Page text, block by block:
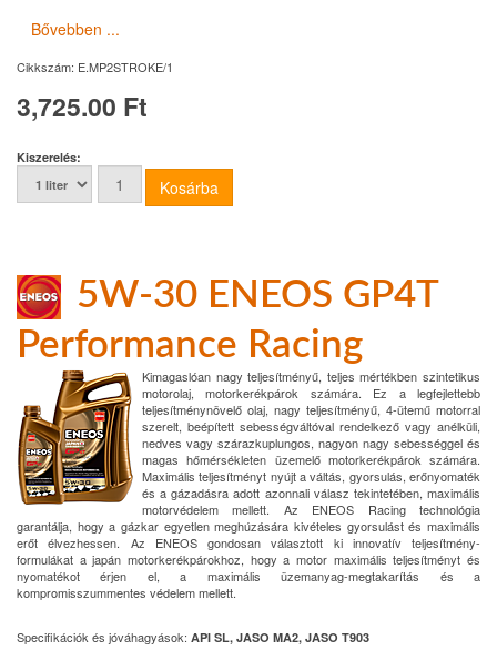
Bővebben ...
Cikkszám: E.MP2STROKE/1
3,725.00 Ft
Kiszerelés:
5W-30 ENEOS GP4T
Performance Racing
Kimagaslóan nagy teljesítményű, teljes mértékben szintetikus
motorolaj, motorkerékpárok számára. Ez a legfejlettebb
teljesítménynövelő olaj, nagy teljesítményű, 4-ütemű motorral
szerelt, beépített sebességváltóval rendelkező vagy anélküli,
nedves vagy szárazkuplungos, nagyon nagy sebességgel és
magas hőmérsékleten üzemelő motorkerékpárok számára.
Maximális teljesítményt nyújt a váltás, gyorsulás, erőnyomaték
és a gázadásra adott azonnali válasz tekintetében, maximális
motorvédelem mellett. Az ENEOS Racing technológia
garantálja, hogy a gázkar egyetlen meghúzására kivételes gyorsulást és maximális
erőt élvezhessen. Az ENEOS gondosan választott ki innovatív teljesítmény-
formulákat a japán motorkerékpárokhoz, hogy a motor maximális teljesítményt és
nyomatékot érjen el, a maximális üzemanyag-megtakarítás és a
kompromisszummentes védelem mellett.
Specifikációk és jóváhagyások: API SL, JASO MA2, JASO T903